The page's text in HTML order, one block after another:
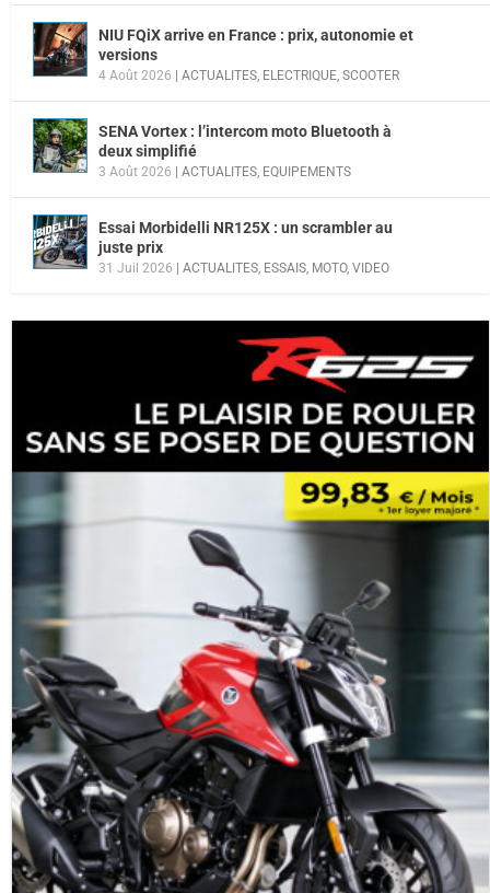
NIU FQiX arrive en France : prix, autonomie et
versions
4 Août 2026 ACTUALITES, ELECTRIQUE, SCOOTER
SENA Vortex : l’intercom moto Bluetooth à
deux simplifié
3 Août 2026 ACTUALITES, EQUIPEMENTS
Essai Morbidelli NR125X : un scrambler au
juste prix
31 Juil 2026 ACTUALITES, ESSAIS, MOTO, VIDEO